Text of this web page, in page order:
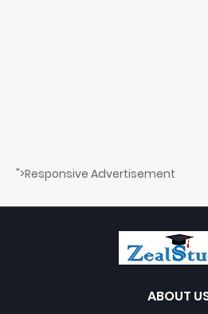
">Responsive Advertisement
ABOUT